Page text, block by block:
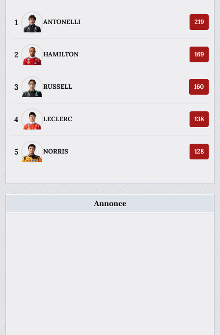
1 ANTONELLI 219
2 HAMILTON 169
3 RUSSELL 160
4 LECLERC 138
5 NORRIS 128
Annonce